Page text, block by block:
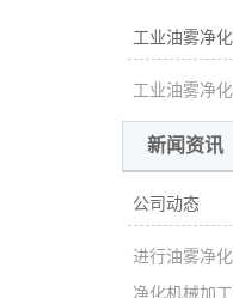
工业油雾净化
工业油雾净
新闻资讯
公司动态
进行油雾净
净化机械加